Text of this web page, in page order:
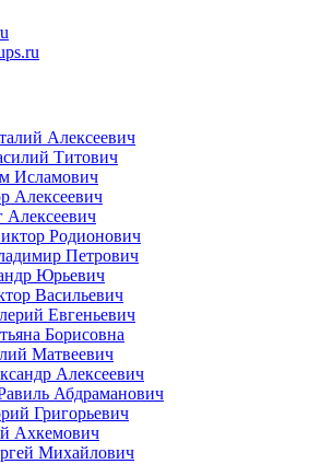
Алексеевич
Титович
Исламович
Алексеевич
Алексеевич
Родионович
Петрович
Юрьевич
Васильевич
Евгеньевич
Борисовна
Матвеевич
Алексеевич
Абдраманович
Григорьевич
Ахкемович
Михайлович